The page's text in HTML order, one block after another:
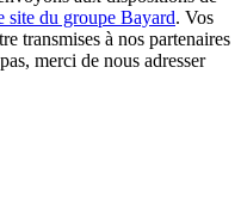
site du groupe Bayard. Vos
transmises à nos partenaires
merci de nous adresser